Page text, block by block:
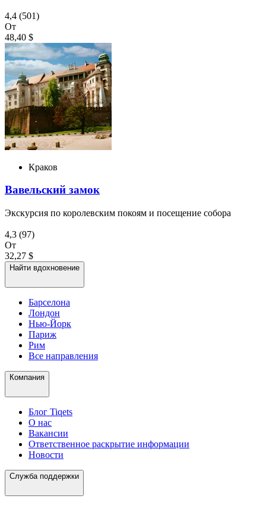
4,4 (501)
От
48,40 $
Краков
Вавельский замок
Экскурсия по королевским покоям и посещение собора
4,3 (97)
От
32,27 $
Найти вдохновение
Барселона
Лондон
Нью-Йорк
Париж
Рим
Все направления
Компания
Блог Tiqets
О нас
Вакансии
Ответственное раскрытие информации
Новости
Служба поддержки